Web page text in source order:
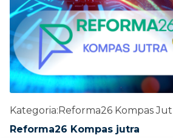
Kategoria:Reforma26 Kompas
Reforma26 Kompas jutra